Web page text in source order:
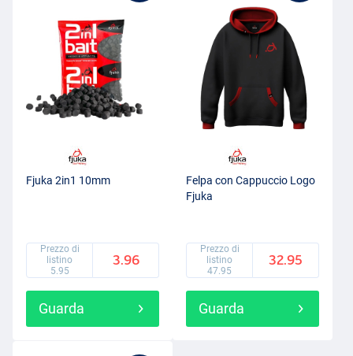
Fjuka 2in1 10mm
Prezzo di
listino
5.95
3.96
Guarda
Felpa con Cappuccio Logo
Fjuka
Prezzo di
listino
47.95
32.95
Guarda